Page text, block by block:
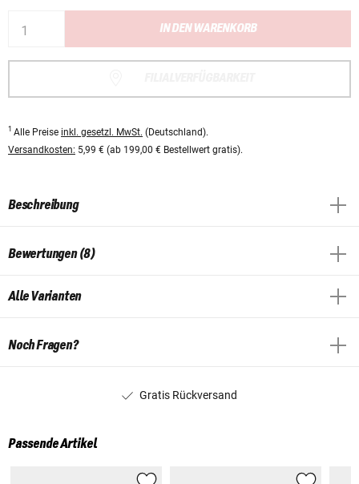
IN DEN WARENKORB
1 Alle Preise inkl. gesetzl. MwSt. (Deutschland).
Versandkosten: 5,99 € (ab 199,00 € Bestellwert gratis).
Beschreibung
Bewertungen (8)
Alle Varianten
Noch Fragen?
Gratis Rückversand
Passende Artikel